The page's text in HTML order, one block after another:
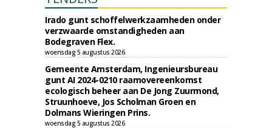
Irado gunt schoffelwerkzaamheden onder
verzwaarde omstandigheden aan
Bodegraven Flex.
woensdag 5 augustus 2026
Gemeente Amsterdam, Ingenieursbureau
gunt AI 2024-0210 raamovereenkomst
ecologisch beheer aan De Jong Zuurmond,
Struunhoeve, Jos Scholman Groen en
Dolmans Wieringen Prins.
woensdag 5 augustus 2026